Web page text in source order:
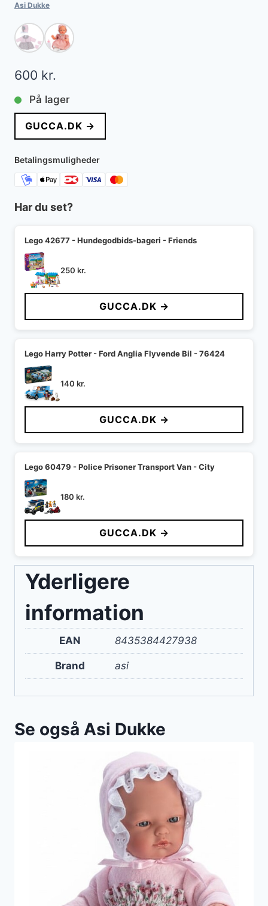
Asi Dukke
600 kr.
På lager
GUCCA.DK →
Betalingsmuligheder
Har du set?
Lego 42677 - Hundegodbids-bageri - Friends
250 kr.
GUCCA.DK →
Lego Harry Potter - Ford Anglia Flyvende Bil - 76424
140 kr.
GUCCA.DK →
Lego 60479 - Police Prisoner Transport Van - City
180 kr.
GUCCA.DK →
Yderligere
information
EAN 8435384427938
Brand asi
Se også Asi Dukke